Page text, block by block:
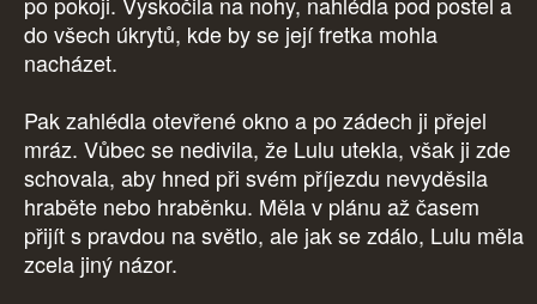
do všech úkrytů, kde by se její fretka mohla
nacházet.
Pak zahlédla otevřené okno a po zádech ji přejel
mráz. Vůbec se nedivila, že Lulu utekla, však ji zde
schovala, aby hned při svém příjezdu nevyděsila
hraběte nebo hraběnku. Měla v plánu až časem
přijít s pravdou na světlo, ale jak se zdálo, Lulu měla
zcela jiný názor.